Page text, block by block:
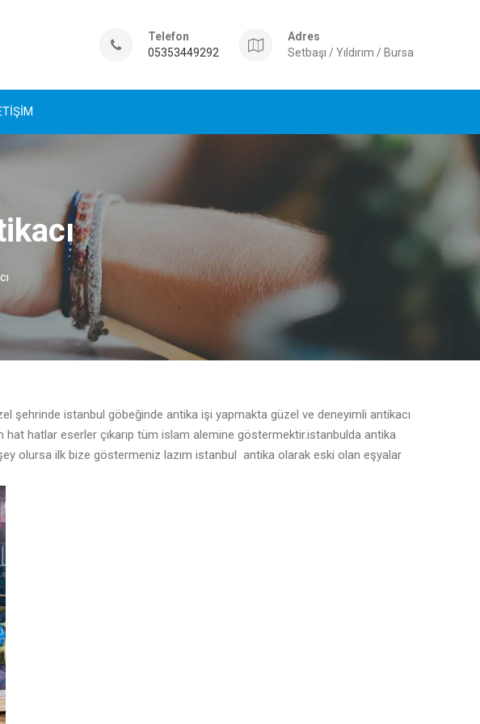
Telefon
05353449292
Adres
Setbaşı / Yıldırım / Bursa
şehrinde istanbul göbeğinde antika işi yapmakta güzel ve deneyimli antikacı
hatlar eserler çıkarıp tüm islam alemine göstermektir.istanbulda antika
olursa ilk bize göstermeniz lazım istanbul antika olarak eski olan eşyalar